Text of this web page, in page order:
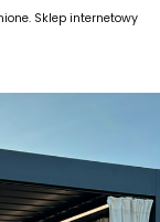
Sklep internetowy